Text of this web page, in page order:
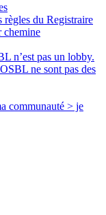
règles du Registraire
chemine
n’est pas un lobby.
ne sont pas des
communauté > je